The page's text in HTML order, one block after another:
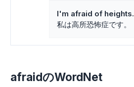
I'm afraid of heights.
私は高所恐怖症です。
afraidのWordNet